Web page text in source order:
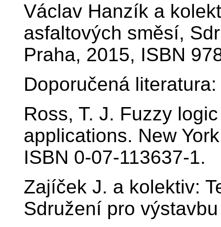
Václav Hanzík a
asfaltových směsí,
Praha, 2015, ISBN
Doporučená literatura:
Ross, T. J. Fuzzy
applications. New
ISBN 0-07-113637-1.
Zajíček J. a kolektiv:
Sdružení pro